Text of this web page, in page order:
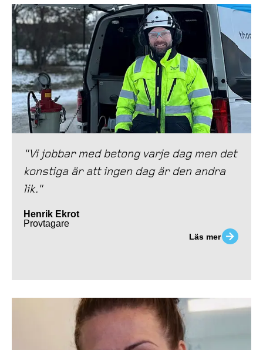
"Vi jobbar med betong varje dag men det
konstiga är att ingen dag är den andra
lik."
Henrik Ekrot
Provtagare
Läs mer